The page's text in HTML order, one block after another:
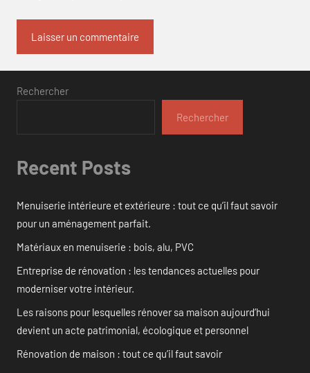
Rechercher
Rechercher
Recent Posts
Menuiserie intérieure et extérieure : tout ce qu’il faut savoir
pour un aménagement parfait.
Matériaux en menuiserie : bois, alu, PVC
Entreprise de rénovation : les tendances actuelles pour
moderniser votre intérieur.
Les raisons pour lesquelles rénover sa maison aujourd’hui
devient un acte patrimonial, écologique et personnel
Rénovation de maison : tout ce qu’il faut savoir